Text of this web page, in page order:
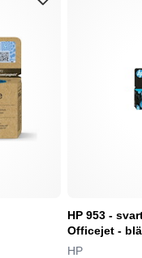
HP 953 -
Officejet -
HP